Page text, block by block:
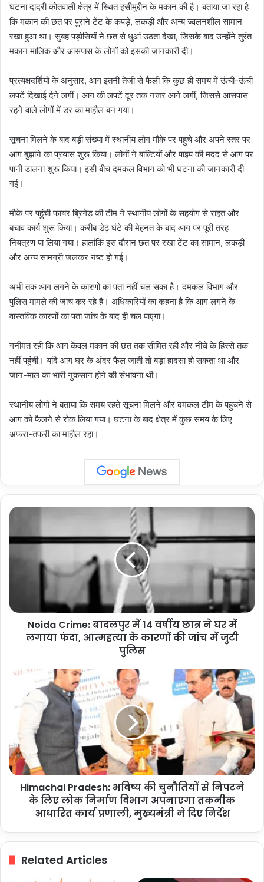
घटना दादरी कोतवाली क्षेत्र में स्थित हसीमुद्दीन के मकान की है। बताया जा रहा है
कि मकान की छत पर पुराने टेंट के कपड़े, लकड़ी और अन्य ज्वलनशील सामान
रखा हुआ था। सुबह पड़ोसियों ने छत से धुआं उठता देखा, जिसके बाद उन्होंने तुरंत
मकान मालिक और आसपास के लोगों को इसकी जानकारी दी।
प्रत्यक्षदर्शियों के अनुसार, आग इतनी तेजी से फैली कि कुछ ही समय में ऊंची-ऊंची
लपटें दिखाई देने लगीं। आग की लपटें दूर तक नजर आने लगीं, जिससे आसपास
रहने वाले लोगों में डर का माहौल बन गया।
सूचना मिलने के बाद बड़ी संख्या में स्थानीय लोग मौके पर पहुंचे और अपने स्तर पर
आग बुझाने का प्रयास शुरू किया। लोगों ने बाल्टियों और पाइप की मदद से आग पर
पानी डालना शुरू किया। इसी बीच दमकल विभाग को भी घटना की जानकारी दी
गई।
मौके पर पहुंची फायर ब्रिगेड की टीम ने स्थानीय लोगों के सहयोग से राहत और
बचाव कार्य शुरू किया। करीब डेढ़ घंटे की मेहनत के बाद आग पर पूरी तरह
नियंत्रण पा लिया गया। हालांकि इस दौरान छत पर रखा टेंट का सामान, लकड़ी
और अन्य सामग्री जलकर नष्ट हो गई।
अभी तक आग लगने के कारणों का पता नहीं चल सका है। दमकल विभाग और
पुलिस मामले की जांच कर रहे हैं। अधिकारियों का कहना है कि आग लगने के
वास्तविक कारणों का पता जांच के बाद ही चल पाएगा।
गनीमत रही कि आग केवल मकान की छत तक सीमित रही और नीचे के हिस्से तक
नहीं पहुंची। यदि आग घर के अंदर फैल जाती तो बड़ा हादसा हो सकता था और
जान-माल का भारी नुकसान होने की संभावना थी।
स्थानीय लोगों ने बताया कि समय रहते सूचना मिलने और दमकल टीम के पहुंचने से
आग को फैलने से रोक लिया गया। घटना के बाद क्षेत्र में कुछ समय के लिए
अफरा-तफरी का माहौल रहा।
Noida
बादलपुर
घर
के
जांच
जुटी
पुलिस
Noida Crime: बादलपुर में 14 वर्षीय छात्र ने घर में
लगाया फंदा, आत्महत्या के कारणों की जांच में जुटी
पुलिस
Himachal
Pradesh:
भविष्य
निपटने
के
लिए
लोकHimachal Pradesh: भविष्य की चुनौतियों से निपटने
के लिए लोक निर्माण विभाग अपनाएगा तकनीक
आधारित कार्य प्रणाली, मुख्यमंत्री ने दिए निर्देश
Related Articles